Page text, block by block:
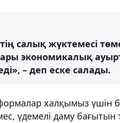
салық жүктемесі
экономикалық
– деп еске салады.
халқымыз үшін
үдемелі даму бағытын